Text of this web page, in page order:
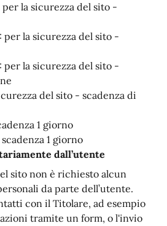
la sicurezza del sito -
la sicurezza del sito -
la sicurezza del sito -
del sito - scadenza di
1 giorno
1 giorno
dall’utente
sito non è richiesto alcun
da parte dell’utente.
con il Titolare, ad esempio
tramite un form, o l'invio